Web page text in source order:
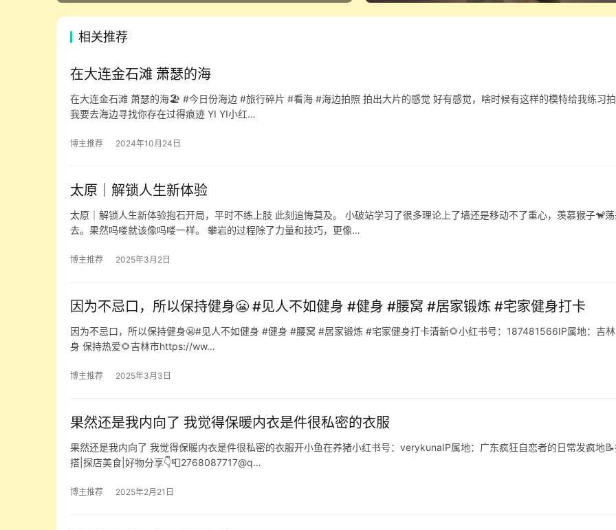
相关推荐
在大连金石滩 萧瑟的海
在大连金石滩 萧瑟的海🏖️ #今日份海边 #旅行碎片 #看海 #海边拍照 拍出大片的感觉 好有感觉，啥时候有这样的模特给我练习
我要去海边寻找你存在过得痕迹 YI YI小红…
博主推荐 2024年10月24日
太原｜解锁人生新体验
太原｜解锁人生新体验抱石开局，平时不练上肢 此刻追悔莫及。 小破站学习了很多理论上了墙还是移动不了重心，羡慕猴子🐒
去。果然吗喽就该像吗喽一样。 攀岩的过程除了力量和技巧，更像…
博主推荐 2025年3月2日
因为不忌口，所以保持健身😬 #见人不如健身 #健身 #腰窝 #居家锻炼 #宅家健身打卡
因为不忌口，所以保持健身😬#见人不如健身 #健身 #腰窝 #居家锻炼 #宅家健身打卡清新🌻小红书号：187481566IP属地：吉
身 保持热爱🌻吉林市https://ww…
博主推荐 2025年3月3日
果然还是我内向了 我觉得保暖内衣是件很私密的衣服
果然还是我内向了 我觉得保暖内衣是件很私密的衣服开小鱼在养猪小红书号：verykunaIP属地：广东疯狂自恋者的日常发疯地
搭|探店美食|好物分享👇📮2768087717@q…
博主推荐 2025年2月21日